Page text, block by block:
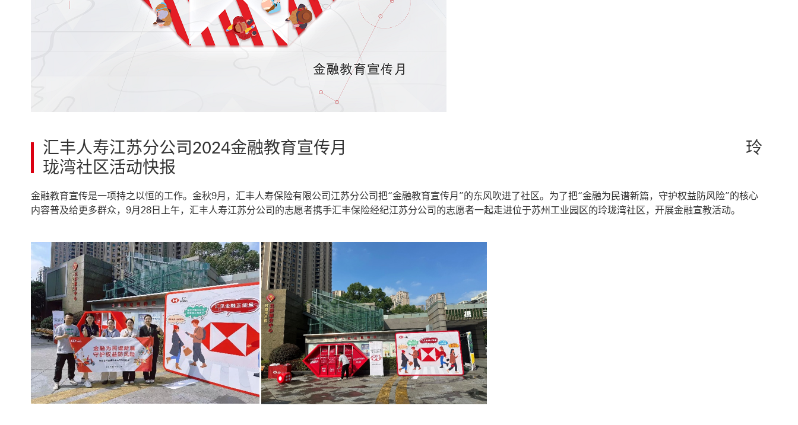
汇丰人寿江苏分公司2024金融教育宣传月 玲
珑湾社区活动快报
金融教育宣传是一项持之以恒的工作。金秋9月，汇丰人寿保险有限公司江苏分公司把“金融教育宣传月”的东风吹进了社区。为了把“金融为民谱新篇，守护权益防风险”的核心
内容普及给更多群众，9月28日上午，汇丰人寿江苏分公司的志愿者携手汇丰保险经纪江苏分公司的志愿者一起走进位于苏州工业园区的玲珑湾社区，开展金融宣教活动。